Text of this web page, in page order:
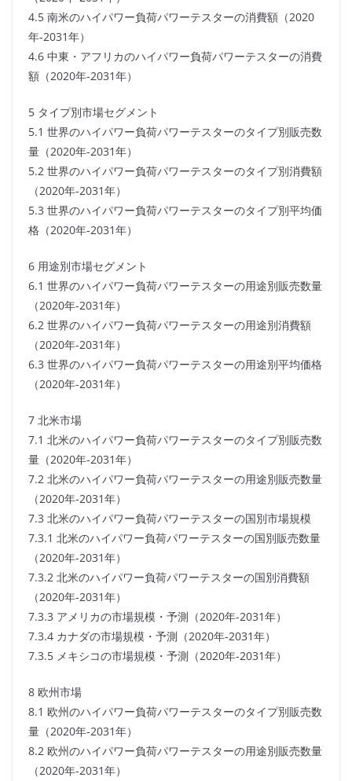
4.5 南米のハイパワー負荷パワーテスターの消費額（2020
年-2031年）
4.6 中東・アフリカのハイパワー負荷パワーテスターの消費
額（2020年-2031年）
5 タイプ別市場セグメント
5.1 世界のハイパワー負荷パワーテスターのタイプ別販売数
量（2020年-2031年）
5.2 世界のハイパワー負荷パワーテスターのタイプ別消費額
（2020年-2031年）
5.3 世界のハイパワー負荷パワーテスターのタイプ別平均価
格（2020年-2031年）
6 用途別市場セグメント
6.1 世界のハイパワー負荷パワーテスターの用途別販売数量
（2020年-2031年）
6.2 世界のハイパワー負荷パワーテスターの用途別消費額
（2020年-2031年）
6.3 世界のハイパワー負荷パワーテスターの用途別平均価格
（2020年-2031年）
7 北米市場
7.1 北米のハイパワー負荷パワーテスターのタイプ別販売数
量（2020年-2031年）
7.2 北米のハイパワー負荷パワーテスターの用途別販売数量
（2020年-2031年）
7.3 北米のハイパワー負荷パワーテスターの国別市場規模
7.3.1 北米のハイパワー負荷パワーテスターの国別販売数量
（2020年-2031年）
7.3.2 北米のハイパワー負荷パワーテスターの国別消費額
（2020年-2031年）
7.3.3 アメリカの市場規模・予測（2020年-2031年）
7.3.4 カナダの市場規模・予測（2020年-2031年）
7.3.5 メキシコの市場規模・予測（2020年-2031年）
8 欧州市場
8.1 欧州のハイパワー負荷パワーテスターのタイプ別販売数
量（2020年-2031年）
8.2 欧州のハイパワー負荷パワーテスターの用途別販売数量
（2020年-2031年）